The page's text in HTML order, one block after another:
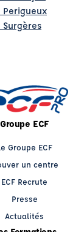
Perigueux
Surgères
Groupe ECF
Groupe ECF
un centre
ECF Recrute
Presse
Actualités